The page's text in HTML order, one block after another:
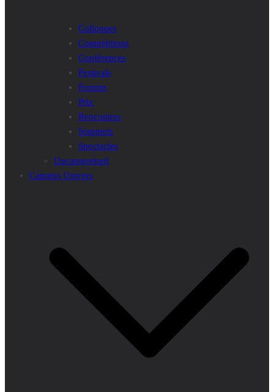
Colloques
Compétitions
Conférences
Festivals
Forums
Prix
Rencontres
Sommets
Spectacles
Uncategorised
Campus Univers